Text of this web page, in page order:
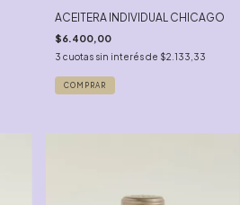
ACEITERA INDIVIDUAL CHICAGO
$6.400,00
3 cuotas sin interés de $2.133,33